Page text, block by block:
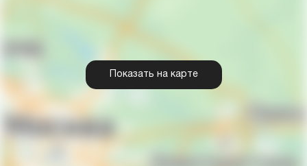
Показать на карте